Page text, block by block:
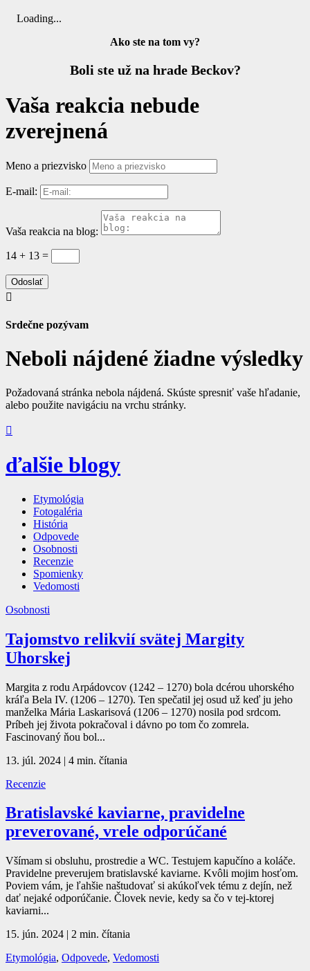
Loading...
Ako ste na tom vy?
Boli ste už na hrade Beckov?
Vaša reakcia nebude
zverejnená
Meno a priezvisko
E-mail:
Vaša reakcia na blog:
14 + 13 =
Odoslať

Srdečne pozývam
Neboli nájdené žiadne výsledky
Požadovaná stránka nebola nájdená. Skúste spresniť vaše hľadanie,
alebo použite navigáciu na vrchu stránky.

ďalšie blogy
Etymológia
Fotogaléria
História
Odpovede
Osobnosti
Recenzie
Spomienky
Vedomosti
Osobnosti
Tajomstvo relikvií svätej Margity
Uhorskej
Margita z rodu Arpádovcov (1242 – 1270) bola dcérou uhorského
kráľa Bela IV. (1206 – 1270). Ten spečatil jej osud už keď ju jeho
manželka Mária Laskarisová (1206 – 1270) nosila pod srdcom.
Príbeh jej života pokračoval i dávno po tom čo zomrela.
Fascinovaný ňou bol...
13. júl. 2024 | 4 min. čítania
Recenzie
Bratislavské kaviarne, pravidelne
preverované, vrele odporúčané
Všímam si obsluhu, prostredie a WC. Testujem kapučíno a koláče.
Pravidelne preverujem bratislavské kaviarne. Kvôli mojim hosťom.
Poviem vám, je ľahšie naštudovať si akúkoľvek tému z dejín, než
dať nejaké odporúčanie. Človek nevie, kedy sa čo v tej-ktorej
kaviarni...
15. jún. 2024 | 2 min. čítania
Etymológia, Odpovede, Vedomosti